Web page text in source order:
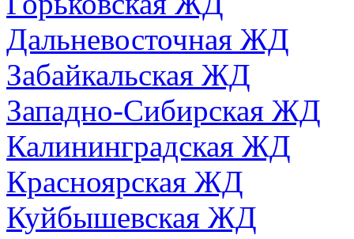
Дальневосточная ЖД
Забайкальская ЖД
Западно-Сибирская ЖД
Калининградская ЖД
Красноярская ЖД
Куйбышевская ЖД